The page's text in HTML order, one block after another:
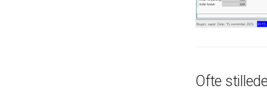
Ofte